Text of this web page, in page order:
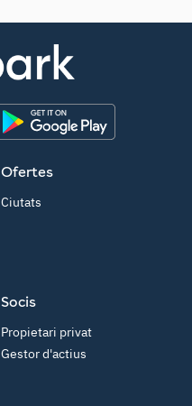
Ofertes
Ciutats
Socis
Propietari privat
Gestor d'actius